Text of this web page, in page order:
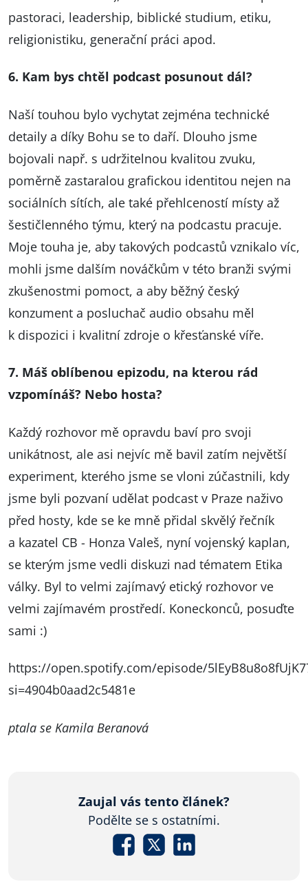
pastoraci, leadership, biblické studium, etiku,
religionistiku, generační práci apod.
6. Kam bys chtěl podcast posunout dál?
Naší touhou bylo vychytat zejména technické
detaily a díky Bohu se to daří. Dlouho jsme
bojovali např. s udržitelnou kvalitou zvuku,
poměrně zastaralou grafickou identitou nejen na
sociálních sítích, ale také přehlceností místy až
šestičlenného týmu, který na podcastu pracuje.
Moje touha je, aby takových podcastů vznikalo víc,
mohli jsme dalším nováčkům v této branži svými
zkušenostmi pomoct, a aby běžný český
konzument a posluchač audio obsahu měl
k dispozici i kvalitní zdroje o křesťanské víře.
7. Máš oblíbenou epizodu, na kterou rád
vzpomínáš? Nebo hosta?
Každý rozhovor mě opravdu baví pro svoji
unikátnost, ale asi nejvíc mě bavil zatím největší
experiment, kterého jsme se vloni zúčastnili, kdy
jsme byli pozvaní udělat podcast v Praze naživo
před hosty, kde se ke mně přidal skvělý řečník
a kazatel CB - Honza Valeš, nyní vojenský kaplan,
se kterým jsme vedli diskuzi nad tématem Etika
války. Byl to velmi zajímavý etický rozhovor ve
velmi zajímavém prostředí. Koneckonců, posuďte
sami :)
https://open.spotify.com/episode/
si=4904b0aad2c5481e
ptala se Kamila Beranová
Zaujal vás tento článek?
Podělte se s ostatními.